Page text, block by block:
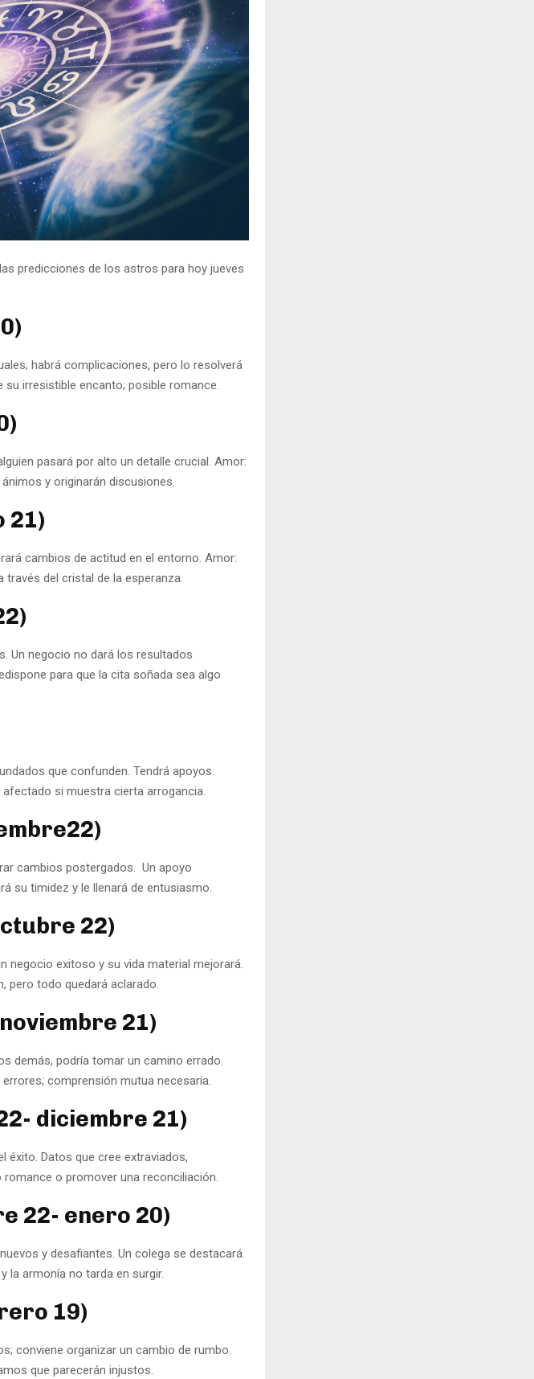
predicciones de los astros para hoy jueves
habrá complicaciones, pero lo resolverá
su irresistible encanto; posible romance.
pasará por alto un detalle crucial. Amor:
y originarán discusiones.
21)
cambios de actitud en el entorno. Amor:
del cristal de la esperanza.
Un negocio no dará los resultados
para que la cita soñada sea algo
que confunden. Tendrá apoyos.
si muestra cierta arrogancia.
cambios postergados. Un apoyo
su timidez y le llenará de entusiasmo.
22)
negocio exitoso y su vida material mejorará.
pero todo quedará aclarado.
21)
demás, podría tomar un camino errado.
comprensión mutua necesaria.
diciembre 21)
éxito. Datos que cree extraviados,
o promover una reconciliación.
22- enero 20)
y desafiantes. Un colega se destacará.
la armonía no tarda en surgir.
19)
conviene organizar un cambio de rumbo.
que parecerán injustos.